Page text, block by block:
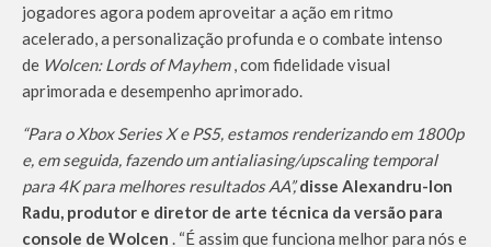
jogadores agora podem aproveitar a ação em ritmo
acelerado, a personalização profunda e o combate intenso
de Wolcen: Lords of Mayhem, com fidelidade visual
aprimorada e desempenho aprimorado.
“Para o Xbox Series X e PS5, estamos renderizando em 1800p
e, em seguida, fazendo um antialiasing/upscaling temporal
para 4K para melhores resultados AA”,disse Alexandru-Ion
Radu, produtor e diretor de arte técnica da versão para
console de Wolcen . “É assim que funciona melhor para nós e